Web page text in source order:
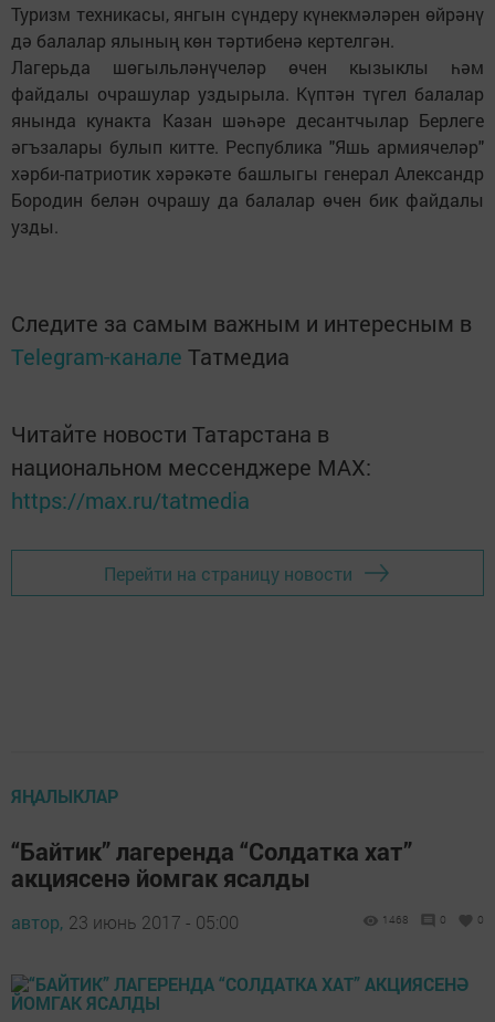
Туризм техникасы, янгын сүндеру күнекмәләрен өйрәнү
дә балалар ялының көн тәртибенә кертелгән.
Лагерьда шөгыльләнүчеләр өчен кызыклы һәм
файдалы очрашулар уздырыла. Күптән түгел балалар
янында кунакта Казан шәһәре десантчылар Берлеге
әгъзалары булып китте. Республика "Яшь армиячеләр"
хәрби-патриотик хәрәкәте башлыгы генерал Александр
Бородин белән очрашу да балалар өчен бик файдалы
узды.
Следите за самым важным и интересным в
Telegram-канале Татмедиа
Читайте новости Татарстана в
национальном мессенджере MАХ:
https://max.ru/tatmedia
Перейти на страницу новости
ЯҢАЛЫКЛАР
“Байтик” лагеренда “Солдатка хат”
акциясенә йомгак ясалды
автор, 23 июнь 2017 - 05:00 1468 0 0